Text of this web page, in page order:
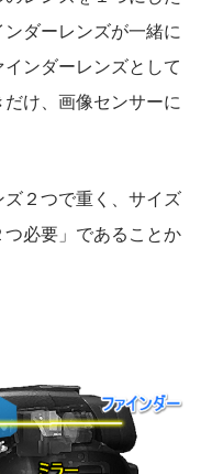
ダーレンズが一緒に
ンダーレンズとして
け、画像センサーに
２つで重く、サイズ
必要」であることか